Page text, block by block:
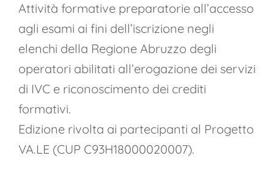
Attività formative preparatorie all’accesso
agli esami ai fini dell’iscrizione negli
elenchi della Regione Abruzzo degli
operatori abilitati all’erogazione dei servizi
di IVC e riconoscimento dei crediti
formativi.
Edizione rivolta ai partecipanti al Progetto
VA.LE (CUP C93H18000020007).